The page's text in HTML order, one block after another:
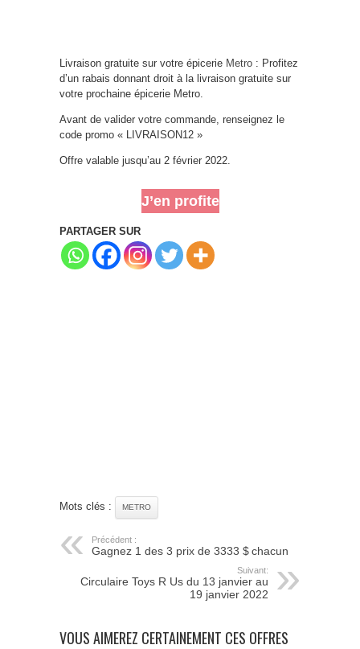
Livraison gratuite sur votre épicerie Metro : Profitez
d’un rabais donnant droit à la livraison gratuite sur
votre prochaine épicerie Metro.
Avant de valider votre commande, renseignez le
code promo « LIVRAISON12 »
Offre valable jusqu’au 2 février 2022.
J’en profite
PARTAGER SUR
Mots clés : METRO
Précédent :
Gagnez 1 des 3 prix de 3333 $ chacun
Suivant:
Circulaire Toys R Us du 13 janvier au
19 janvier 2022
VOUS AIMEREZ CERTAINEMENT CES OFFRES